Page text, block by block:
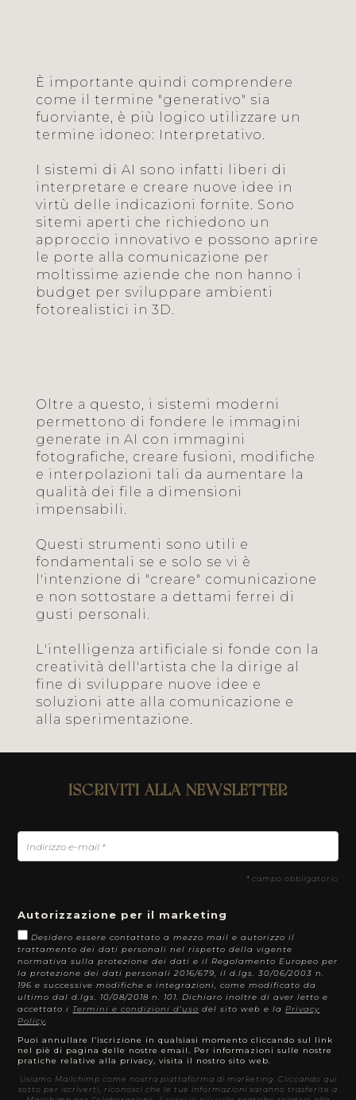
È importante quindi comprendere
come il termine "generativo" sia
fuorviante, è più logico utilizzare un
termine idoneo: Interpretativo.
I sistemi di AI sono infatti liberi di
interpretare e creare nuove idee in
virtù delle indicazioni fornite. Sono
sitemi aperti che richiedono un
approccio innovativo e possono aprire
le porte alla comunicazione per
moltissime aziende che non hanno i
budget per sviluppare ambienti
fotorealistici in 3D.
Oltre a questo, i sistemi moderni
permettono di fondere le immagini
generate in AI con immagini
fotografiche, creare fusioni, modifiche
e interpolazioni tali da aumentare la
qualità dei file a dimensioni
impensabili.
Questi strumenti sono utili e
fondamentali se e solo se vi è
l'intenzione di "creare" comunicazione
e non sottostare a dettami ferrei di
gusti personali.
L'intelligenza artificiale si fonde con la
creatività dell'artista che la dirige al
fine di sviluppare nuove idee e
soluzioni atte alla comunicazione e
alla sperimentazione.
ISCRIVITI ALLA NEWSLETTER
*campo obbligatorio
Autorizzazione per il marketing
Desidero essere contattato a mezzo mail e autorizzo il
trattamento dei dati personali nel rispetto della vigente
normativa sulla protezione dei dati e il Regolamento Europeo per
la protezione dei dati personali 2016/679, il d.lgs. 30/06/2003 n.
196 e successive modifiche e integrazioni, come modificato da
ultimo dal d.lgs. 10/08/2018 n. 101. Dichiaro inoltre di aver letto e
accettato i Termini e condizioni d'uso del sito web e la Privacy
Policy
Puoi annullare l’iscrizione in qualsiasi momento cliccando sul link
nel piè di pagina delle nostre email. Per informazioni sulle nostre
pratiche relative alla privacy, visita il nostro sito web.
Usiamo Mailchimp come nostra piattaforma di marketing. Cliccando qui
sotto per iscriverti, riconosci che le tue informazioni saranno trasferite a